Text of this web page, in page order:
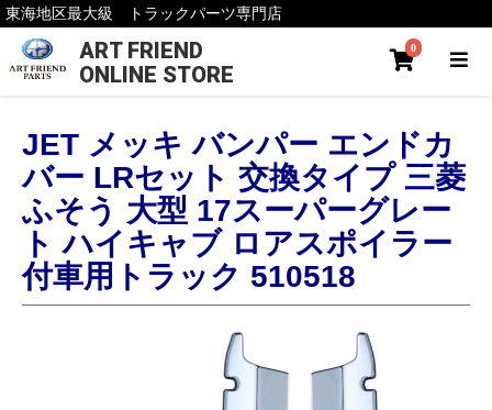
東海地区最大級 トラックパーツ専門店
ART FRIEND
ONLINE STORE
0
JET メッキ バンパー エンドカ
バー LRセット 交換タイプ 三菱
ふそう 大型 17スーパーグレー
ト ハイキャブ ロアスポイラー
付車用トラック 510518